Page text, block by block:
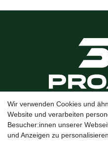
Wir verwenden Cookies und
Website und verarbeiten
Besucher:innen unserer
und Anzeigen zu